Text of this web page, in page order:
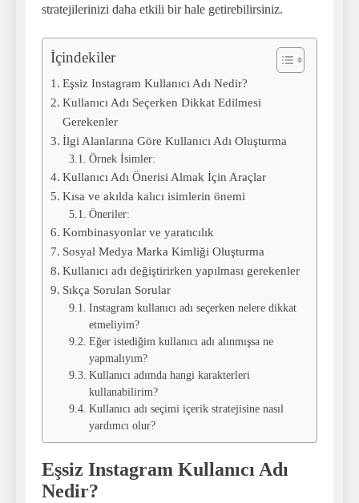
stratejilerinizi daha etkili bir hale getirebilirsiniz.
İçindekiler
Eşsiz Instagram Kullanıcı Adı Nedir?
Kullanıcı Adı Seçerken Dikkat Edilmesi
Gerekenler
İlgi Alanlarına Göre Kullanıcı Adı Oluşturma
Örnek İsimler:
Kullanıcı Adı Önerisi Almak İçin Araçlar
Kısa ve akılda kalıcı isimlerin önemi
Öneriler:
Kombinasyonlar ve yaratıcılık
Sosyal Medya Marka Kimliği Oluşturma
Kullanıcı adı değiştirirken yapılması gerekenler
Sıkça Sorulan Sorular
Instagram kullanıcı adı seçerken nelere dikkat
etmeliyim?
Eğer istediğim kullanıcı adı alınmışsa ne
yapmalıyım?
Kullanıcı adımda hangi karakterleri
kullanabilirim?
Kullanıcı adı seçimi içerik stratejisine nasıl
yardımcı olur?
Eşsiz Instagram Kullanıcı Adı
Nedir?